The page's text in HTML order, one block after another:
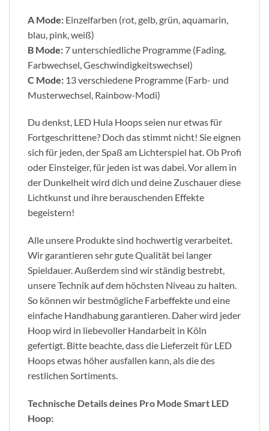
A Mode: Einzelfarben (rot, gelb, grün, aquamarin,
blau, pink, weiß)
B Mode: 7 unterschiedliche Programme (Fading,
Farbwechsel, Geschwindigkeitswechsel)
C Mode: 13 verschiedene Programme (Farb- und
Musterwechsel, Rainbow-Modi)
Du denkst, LED Hula Hoops seien nur etwas für
Fortgeschrittene? Doch das stimmt nicht! Sie eignen
sich für jeden, der Spaß am Lichterspiel hat. Ob Profi
oder Einsteiger, für jeden ist was dabei. Vor allem in
der Dunkelheit wird dich und deine Zuschauer diese
Lichtkunst und ihre berauschenden Effekte
begeistern!
Alle unsere Produkte sind hochwertig verarbeitet.
Wir garantieren sehr gute Qualität bei langer
Spieldauer. Außerdem sind wir ständig bestrebt,
unsere Technik auf dem höchsten Niveau zu halten.
So können wir bestmögliche Farbeffekte und eine
einfache Handhabung garantieren. Daher wird jeder
Hoop wird in liebevoller Handarbeit in Köln
gefertigt. Bitte beachte, dass die Lieferzeit für LED
Hoops etwas höher ausfallen kann, als die des
restlichen Sortiments.
Technische Details deines Pro Mode Smart LED
Hoop: